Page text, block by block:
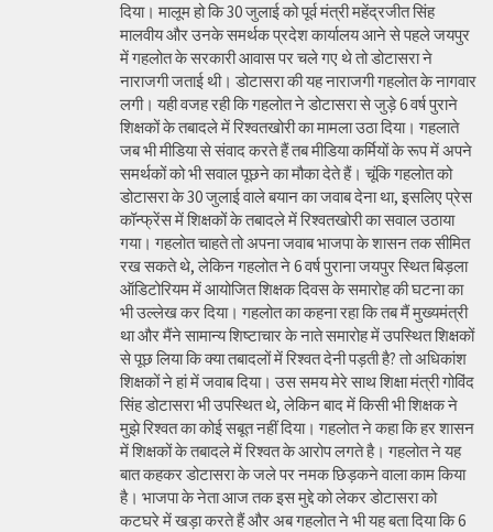
दिया। मालूम हो कि 30 जुलाई को पूर्व मंत्री महेंद्रजीत सिंह
मालवीय और उनके समर्थक प्रदेश कार्यालय आने से पहले जयपुर
में गहलोत के सरकारी आवास पर चले गए थे तो डोटासरा ने
नाराजगी जताई थी। डोटासरा की यह नाराजगी गहलोत के नागवार
लगी। यही वजह रही कि गहलोत ने डोटासरा से जुड़े 6 वर्ष पुराने
शिक्षकों के तबादले में रिश्वतखोरी का मामला उठा दिया। गहलाते
जब भी मीडिया से संवाद करते हैं तब मीडिया कर्मियों के रूप में अपने
समर्थकों को भी सवाल पूछने का मौका देते हैं। चूंकि गहलोत को
डोटासरा के 30 जुलाई वाले बयान का जवाब देना था, इसलिए प्रेस
कॉन्फ्रेंस में शिक्षकों के तबादले में रिश्वतखोरी का सवाल उठाया
गया। गहलोत चाहते तो अपना जवाब भाजपा के शासन तक सीमित
रख सकते थे, लेकिन गहलोत ने 6 वर्ष पुराना जयपुर स्थित बिड़ला
ऑडिटोरियम में आयोजित शिक्षक दिवस के समारोह की घटना का
भी उल्लेख कर दिया। गहलोत का कहना रहा कि तब मैं मुख्यमंत्री
था और मैंने सामान्य शिष्टाचार के नाते समारोह में उपस्थित शिक्षकों
से पूछ लिया कि क्या तबादलों में रिश्वत देनी पड़ती है? तो अधिकांश
शिक्षकों ने हां में जवाब दिया। उस समय मेरे साथ शिक्षा मंत्री गोविंद
सिंह डोटासरा भी उपस्थित थे, लेकिन बाद में किसी भी शिक्षक ने
मुझे रिश्वत का कोई सबूत नहीं दिया। गहलोत ने कहा कि हर शासन
में शिक्षकों के तबादले में रिश्वत के आरोप लगते है। गहलोत ने यह
बात कहकर डोटासरा के जले पर नमक छिड़कने वाला काम किया
है। भाजपा के नेता आज तक इस मुद्दे को लेकर डोटासरा को
कटघरे में खड़ा करते हैं और अब गहलोत ने भी यह बता दिया कि 6